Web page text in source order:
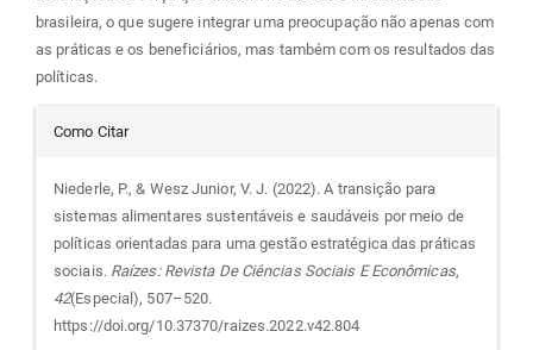
brasileira, o que sugere integrar uma preocupação não apenas com
as práticas e os beneficiários, mas também com os resultados das
políticas.
Detalhes
do
artigo
Como Citar
Niederle, P., & Wesz Junior, V. J. (2022). A transição para
sistemas alimentares sustentáveis e saudáveis por meio de
políticas orientadas para uma gestão estratégica das práticas
sociais. Raízes: Revista De Ciências Sociais E Econômicas,
42(Especial), 507–520.
https://doi.org/10.37370/raizes.2022.v42.804